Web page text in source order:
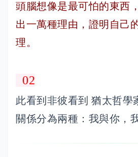
頭腦想像是最可怕的東西
出一萬種理由，證明自己
理。
02
此看到非彼看到 猶太哲學
關係分為兩種：我與你，